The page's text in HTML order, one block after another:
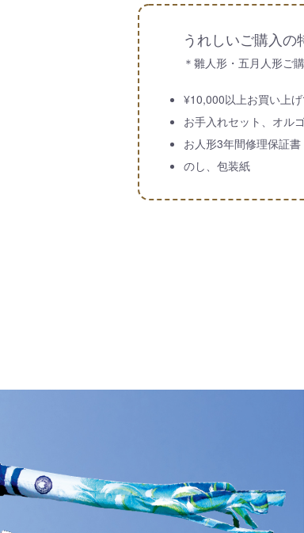
うれしいご購入の
＊雛人形・五月人形ご
¥10,000以上お買い上
お手入れセット、オル
お人形3年間修理保証書
のし、包装紙